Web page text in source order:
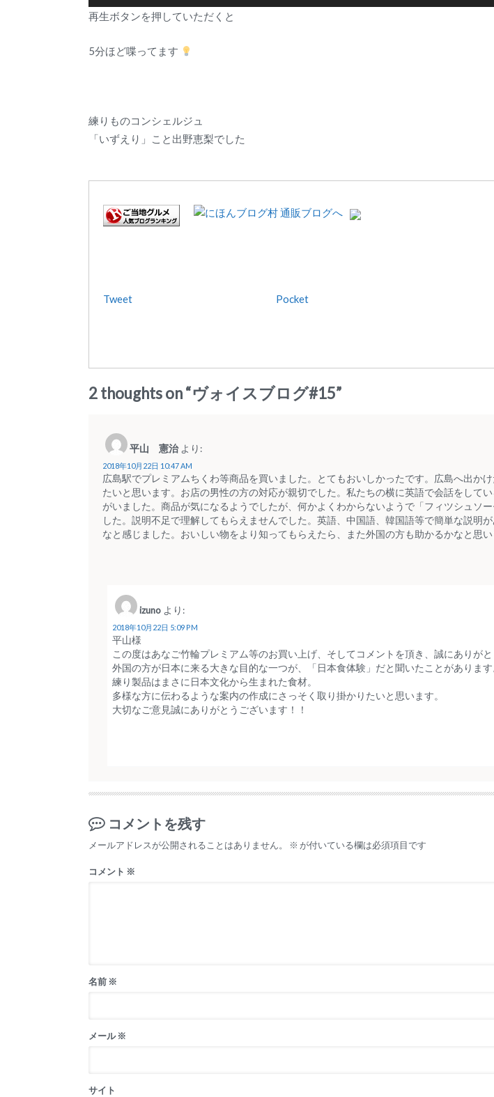
プ
ー
再生ボタンを押していただくと
5分ほど喋ってます
練りものコンシェルジュ
「いずえり」こと出野恵梨でした
Tweet Pocket
2 thoughts on “ヴォイスブログ#15”
平山 憲治 より:
2018年10月22日 10:47 AM
広島駅でプレミアムちくわ等商品を買いました。とてもおいしかったです。広島へ出か
たいと思います。お店の男性の方の対応が親切でした。私たちの横に英語で会話をして
がいました。商品が気になるようでしたが、何かよくわからないようで「フィツシュソ
した。説明不足で理解してもらえませんでした。英語、中国語、韓国語等で簡単な説明
なと感じました。おいしい物をより知ってもらえたら、また外国の方も助かるかなと思い
izuno より:
2018年10月22日 5:09 PM
平山様
この度はあなご竹輪プレミアム等のお買い上げ、そしてコメントを頂き、誠にありが
外国の方が日本に来る大きな目的な一つが、「日本食体験」だと聞いたことがあります
練り製品はまさに日本文化から生まれた食材。
多様な方に伝わるような案内の作成にさっそく取り掛かりたいと思います。
大切なご意見誠にありがとうございます！！
コメントを残す
メールアドレスが公開されることはありません。 ※ が付いている欄は必須項目です
コメント ※
名前 ※
メール※
サイト